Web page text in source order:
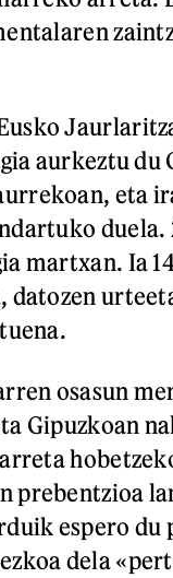
aurkeztu du
eta
martxan. Ia
datozen
osasun
Gipuzkoan
prebentzioa
espero du
dela